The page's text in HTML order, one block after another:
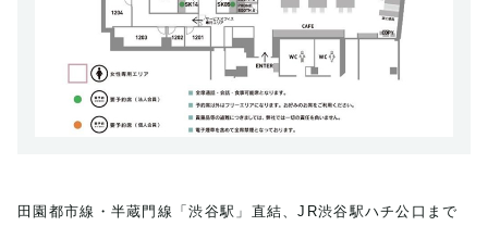
田園都市線・半蔵門線「渋谷駅」直結、JR渋谷駅ハチ公口まで